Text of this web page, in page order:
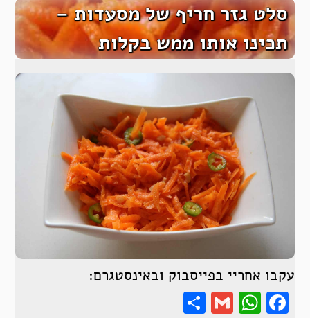
סלט גזר חריף של מסעדות –
תכינו אותו ממש בקלות
עקבו אחריי בפייסבוק ובאינסטגרם:
Facebook
WhatsApp
Gmail